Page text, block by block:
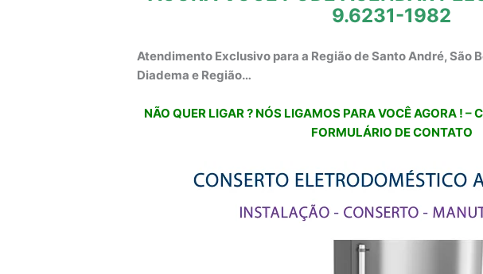
9.6231-1982
Atendimento Exclusivo para a Região de Santo André, São
Diadema e Região…
NÃO QUER LIGAR ? NÓS LIGAMOS PARA VOCÊ AGORA ! –
FORMULÁRIO DE CONTATO